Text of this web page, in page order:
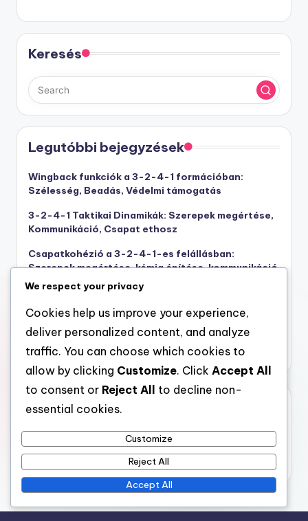
Keresés
Legutóbbi bejegyzések
Wingback funkciók a 3-2-4-1 formációban:
Szélesség, Beadás, Védelmi támogatás
3-2-4-1 Taktikai Dinamikák: Szerepek megértése,
Kommunikáció, Csapat ethosz
Csapatkohézió a 3-2-4-1-es felállásban:
Szerepek megértése, kémia építése, kommunikáció
3-2-4-1 Felállás: Erősségek, Gyengeségek,
Alkalmazkodás
3-2-4-1 Taktikák: Túlerők létrehozása, Terek
kihasználása, Formáció fenntartása
Archívum
February 2026
January 2026
We respect your privacy
Cookies help us improve your experience,
deliver personalized content, and analyze
traffic. You can choose which cookies to
allow by clicking Customize. Click Accept All
to consent or Reject All
to decline non-
essential cookies.
Customize
Reject All
Accept All